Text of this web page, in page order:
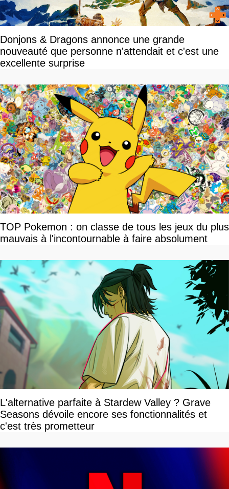
Donjons & Dragons annonce une grande
nouveauté que personne n'attendait et c'est une
excellente surprise
TOP Pokemon : on classe de tous les jeux du plus
mauvais à l'incontournable à faire absolument
L'alternative parfaite à Stardew Valley ? Grave
Seasons dévoile encore ses fonctionnalités et
c'est très prometteur